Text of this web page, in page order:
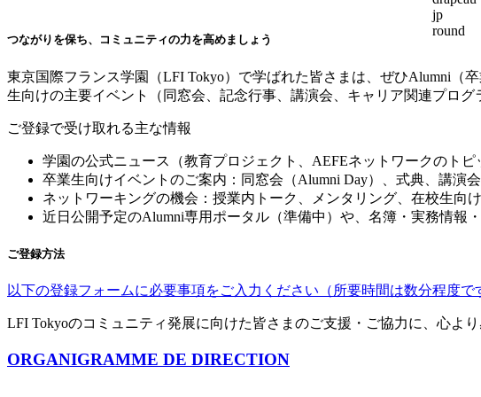
つながりを保ち、コミュニティの力を高めましょう
東京国際フランス学園（LFI Tokyo）で学ばれた皆さまは、ぜひAlumni （
生向けの主要イベント（同窓会、記念行事、講演会、キャリア関連プログ
ご登録で受け取れる主な情報
学園の公式ニュース（教育プロジェクト、 AEFEネットワークのトピ
卒業生向けイベントのご案内：同窓会（Alumni Day）、式典、講演
ネットワーキングの機会：授業内トーク、メンタリング、在校生向
近日公開予定のAlumni専用ポータル（準備中）や、名簿・実務情報
ご登録方法
以下の登録フォームに必要事項をご入力ください（所要時間は数分程度
LFI Tokyoのコミュニティ発展に向けた皆さまのご支援・ご協力に、心より
ORGANIGRAMME DE DIRECTION